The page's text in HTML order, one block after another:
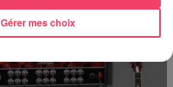
Gérer mes choix